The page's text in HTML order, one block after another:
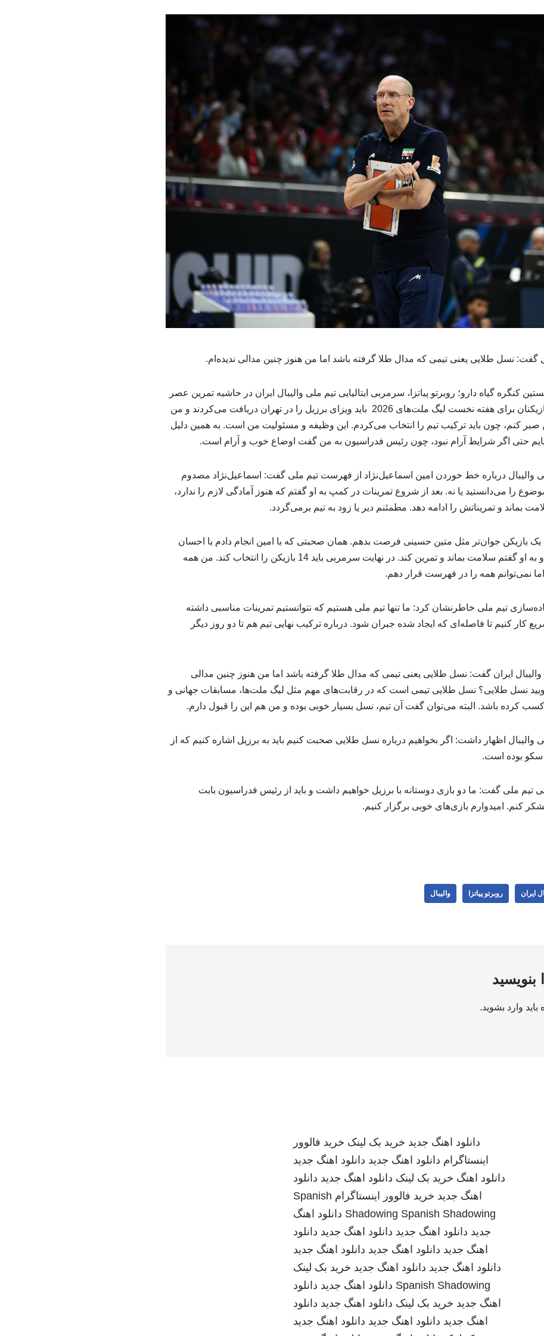
گفت: نسل طلایی یعنی تیمی که مدال طلا گرفته باشد اما من هنوز چنین مدالی ندیده‌ام.
کنگره گیاه دارو؛ روبرتو پیاتزا، سرمربی ایتالیایی تیم ملی والیبال ایران در حاشیه تمرین عصر
سه‌شنبه اظهار داشت: بازیکنان برای هفته نخست لیگ ملت‌های 2026 باید ویزای برزیل را در تهران دریافت می‌کردند و من
صبر کنم، چون باید ترکیب تیم را انتخاب می‌کردم. این وظیفه و مسئولیت من است. به همین دلیل
حتی اگر شرایط آرام نبود، چون رئیس فدراسیون به من گفت اوضاع خوب و آرام است.
والیبال درباره خط خوردن امین اسماعیل‌نژاد از فهرست تیم ملی گفت: اسماعیل‌نژاد مصدوم
را می‌دانستید یا نه. بعد از شروع تمرینات در کمپ به او گفتم که هنوز آمادگی لازم را ندارد،
بماند و تمریناتش را ادامه دهد. مطمئنم دیر یا زود به تیم برمی‌گردد.
بازیکن جوان‌تر مثل متین حسینی فرصت بدهم. همان صحبتی که با امین انجام دادم با احسان
دانش دوست هم داشتم و به او گفتم سلامت بماند و تمرین کند. در نهایت سرمربی باید 14 بازیکن را انتخاب کند. من همه
نمی‌توانم همه را در فهرست قرار دهم.
آماده‌سازی تیم ملی خاطرنشان کرد: ما تنها تیم ملی هستیم که نتوانستیم تمرینات مناسبی داشته
کار کنیم تا فاصله‌ای که ایجاد شده جبران شود. درباره ترکیب نهایی تیم هم تا دو روز دیگر
ایران گفت: نسل طلایی یعنی تیمی که مدال طلا گرفته باشد اما من هنوز چنین مدالی
نسل طلایی؟ نسل طلایی تیمی است که در رقابت‌های مهم مثل لیگ ملت‌ها، مسابقات جهانی و
کسب کرده باشد. البته می‌توان گفت آن تیم، نسل بسیار خوبی بوده و من هم این را قبول دارم.
والیبال اظهار داشت: اگر بخواهیم درباره نسل طلایی صحبت کنیم باید به برزیل اشاره کنیم که از
تیم ملی گفت: ما دو بازی دوستانه با برزیل خواهیم داشت و باید از رئیس فدراسیون بابت
کنم. امیدوارم بازی‌های خوبی برگزار کنیم.
ایران روبرتو پیاتزا والیبال
بنویسید
وارد بشوید.
دانلود اهنگ جدید خرید بک لینک خرید فالوور
اینستاگرام دانلود اهنگ جدید دانلود اهنگ جدید
دانلود اهنگ خرید بک لینک دانلود اهنگ جدید دانلود
اهنگ جدید خرید فالوور اینستاگرام Spanish
Shadowing Spanish Shadowing
دانلود اهنگ
جدید دانلود اهنگ جدید دانلود اهنگ جدید دانلود
اهنگ جدید دانلود اهنگ جدید دانلود اهنگ جدید
دانلود اهنگ جدید دانلود اهنگ جدید خرید بک لینک
Spanish Shadowing دانلود اهنگ جدید دانلود
اهنگ جدید خرید بک لینک دانلود اهنگ جدید دانلود
اهنگ جدید دانلود اهنگ جدید دانلود اهنگ جدید